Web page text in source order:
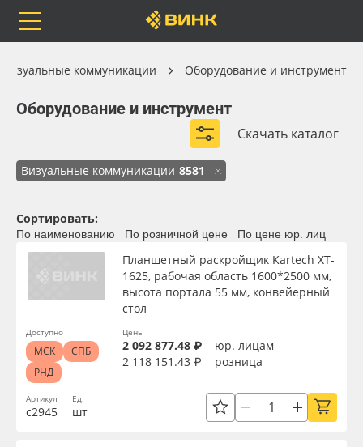
Каталог
Бренды
Оплата
Сервис
Инструкции
Весь каталог
Самоклеящиеся плёнки
Листовые материалы
Чернила
Клей, скотчи и крепёж
Мобильные конструкции и POS-материалы
Визуальные коммуникации Оборудование и инструмент
Оборудование и инструмент
Скачать каталог
Визуальные коммуникации 8581
Каталог
Оборудование и инструмент
Широкоформатные принтеры
Термооборудование
Инструмент для люверсов
Инструменты для работы с плёнками
Сортировать:
По наименованию По розничной цене По цене юр. лиц
Артикул
с2945
Планшетный раскройщик Kartech XT-
1625, рабочая область 1600*2500 мм,
высота портала 55 мм, конвейерный
стол
Ед.
шт
Цены
2 092 877.48 ₽
юр. лицам
2 118 151.43 ₽
розница
Доступно
МСК
СПБ
РНД